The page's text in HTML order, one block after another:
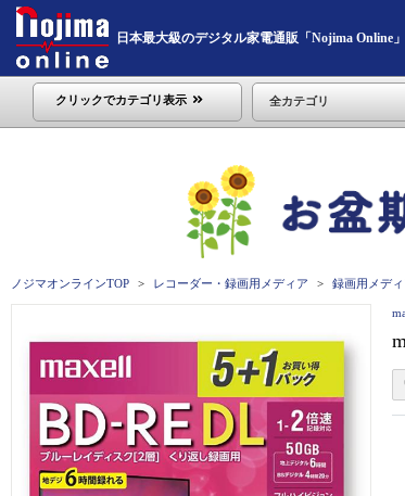
日本最大級のデジタル家電通販「Nojima Online」
クリックでカテゴリ表示 全カテゴリ
ノジマオンラインTOP レコーダー・録画用メディア 録画用メディ